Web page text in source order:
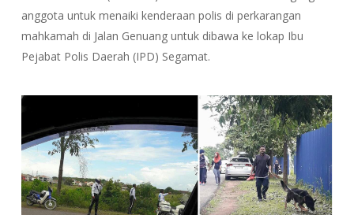
anggota untuk menaiki kenderaan polis di perkarangan
mahkamah di Jalan Genuang untuk dibawa ke lokap Ibu
Pejabat Polis Daerah (IPD) Segamat.